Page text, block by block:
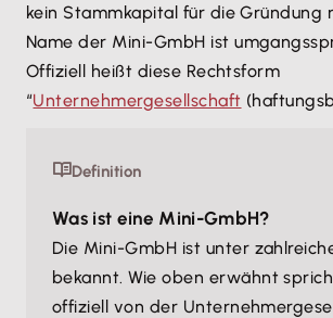
kein Stammkapital für die Gründung
Name der Mini-GmbH ist
Offiziell heißt diese Rechtsform
“Unternehmergesellschaft
Definition
Was ist eine Mini-GmbH?
Die Mini-GmbH ist unter
bekannt. Wie oben erwähnt
offiziell von der